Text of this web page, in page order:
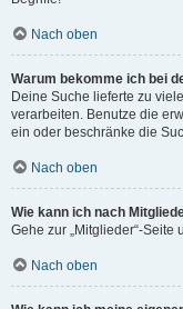
Nach oben
Warum bekomme ich bei
Deine Suche lieferte zu
verarbeiten. Benutze die
ein oder beschränke die
Nach oben
Wie kann ich nach
Gehe zur „Mitglieder“-Seite
Nach oben